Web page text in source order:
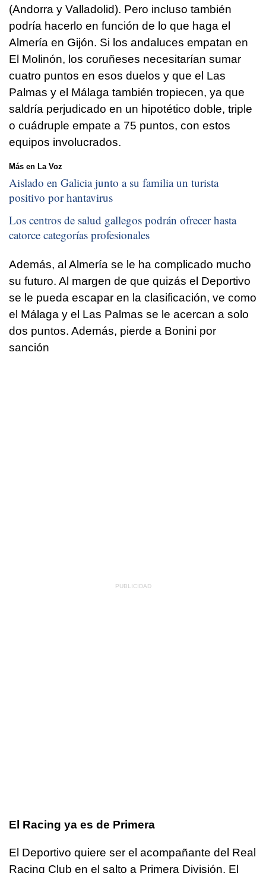
(Andorra y Valladolid). Pero incluso también
podría hacerlo en función de lo que haga el
Almería en Gijón. Si los andaluces empatan en
El Molinón, los coruñeses necesitarían sumar
cuatro puntos en esos duelos y que el Las
Palmas y el Málaga también tropiecen, ya que
saldría perjudicado en un hipotético doble, triple
o cuádruple empate a 75 puntos, con estos
equipos involucrados.
Más en La Voz
Aislado en Galicia junto a su familia un turista
positivo por hantavirus
Los centros de salud gallegos podrán ofrecer hasta
catorce categorías profesionales
Además, al Almería se le ha complicado mucho
su futuro. Al margen de que quizás el Deportivo
se le pueda escapar en la clasificación, ve como
el Málaga y el Las Palmas se le acercan a solo
dos puntos. Además, pierde a Bonini por
sanción
El Racing ya es de Primera
El Deportivo quiere ser el acompañante del Real
Racing Club en el salto a Primera División. El